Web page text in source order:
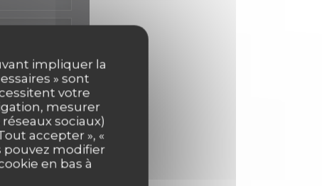
impliquer la
» sont
votre
mesurer
sociaux)
accepter », «
pouvez modifier
en bas à
et une
/ Prix :5/5